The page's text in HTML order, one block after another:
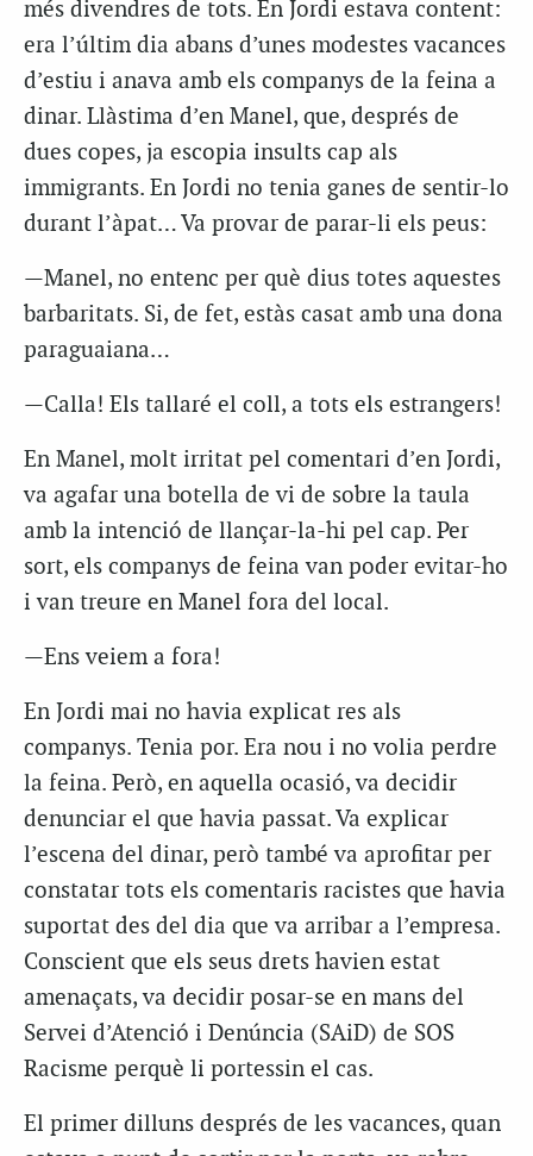
més divendres de tots. En Jordi estava content:
era l’últim dia abans d’unes modestes vacances
d’estiu i anava amb els companys de la feina a
dinar. Llàstima d’en Manel, que, després de
dues copes, ja escopia insults cap als
immigrants. En Jordi no tenia ganes de sentir-lo
durant l’àpat… Va provar de parar-li els peus:
—Manel, no entenc per què dius totes aquestes
barbaritats. Si, de fet, estàs casat amb una dona
paraguaiana…
—Calla! Els tallaré el coll, a tots els estrangers!
En Manel, molt irritat pel comentari d’en Jordi,
va agafar una botella de vi de sobre la taula
amb la intenció de llançar-la-hi pel cap. Per
sort, els companys de feina van poder evitar-ho
i van treure en Manel fora del local.
—Ens veiem a fora!
En Jordi mai no havia explicat res als
companys. Tenia por. Era nou i no volia perdre
la feina. Però, en aquella ocasió, va decidir
denunciar el que havia passat. Va explicar
l’escena del dinar, però també va aprofitar per
constatar tots els comentaris racistes que havia
suportat des del dia que va arribar a l’empresa.
Conscient que els seus drets havien estat
amenaçats, va decidir posar-se en mans del
Servei d’Atenció i Denúncia (SAiD) de SOS
Racisme perquè li portessin el cas.
El primer dilluns després de les vacances, quan